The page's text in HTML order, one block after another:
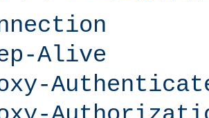
Alive